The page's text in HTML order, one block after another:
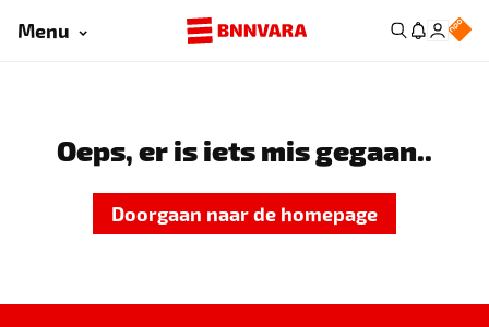
Menu
Oeps, er is iets mis gegaan..
Doorgaan naar de homepage